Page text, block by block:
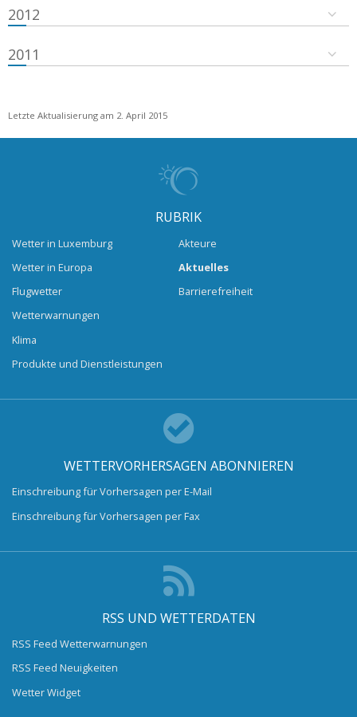
2012
2011
Letzte Aktualisierung am 2. April 2015
RUBRIK
Wetter in Luxemburg
Wetter in Europa
Flugwetter
Wetterwarnungen
Klima
Produkte und Dienstleistungen
Akteure
Aktuelles
Barrierefreiheit
WETTERVORHERSAGEN ABONNIEREN
Einschreibung für Vorhersagen per E-Mail
Einschreibung für Vorhersagen per Fax
RSS UND WETTERDATEN
RSS Feed Wetterwarnungen
RSS Feed Neuigkeiten
Wetter Widget